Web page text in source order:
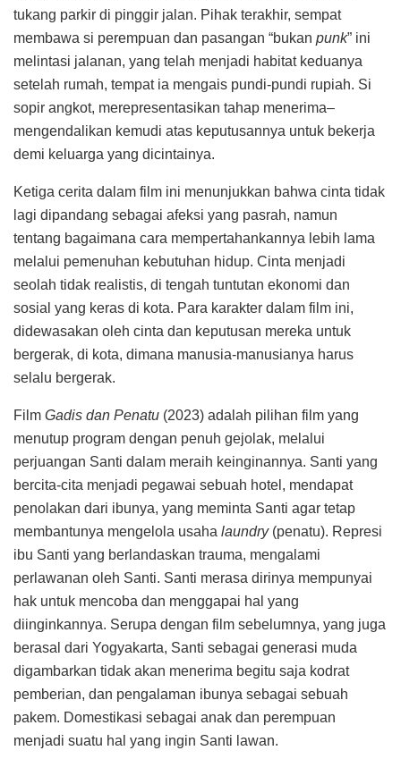
tukang parkir di pinggir jalan. Pihak terakhir, sempat
membawa si perempuan dan pasangan “bukan punk” ini
melintasi jalanan, yang telah menjadi habitat keduanya
setelah rumah, tempat ia mengais pundi-pundi rupiah. Si
sopir angkot, merepresentasikan tahap menerima–
mengendalikan kemudi atas keputusannya untuk bekerja
demi keluarga yang dicintainya.
Ketiga cerita dalam film ini menunjukkan bahwa cinta tidak
lagi dipandang sebagai afeksi yang pasrah, namun
tentang bagaimana cara mempertahankannya lebih lama
melalui pemenuhan kebutuhan hidup. Cinta menjadi
seolah tidak realistis, di tengah tuntutan ekonomi dan
sosial yang keras di kota. Para karakter dalam film ini,
didewasakan oleh cinta dan keputusan mereka untuk
bergerak, di kota, dimana manusia-manusianya harus
selalu bergerak.
Film Gadis dan Penatu (2023) adalah pilihan film yang
menutup program dengan penuh gejolak, melalui
perjuangan Santi dalam meraih keinginannya. Santi yang
bercita-cita menjadi pegawai sebuah hotel, mendapat
penolakan dari ibunya, yang meminta Santi agar tetap
membantunya mengelola usaha laundry(penatu). Represi
ibu Santi yang berlandaskan trauma, mengalami
perlawanan oleh Santi. Santi merasa dirinya mempunyai
hak untuk mencoba dan menggapai hal yang
diinginkannya. Serupa dengan film sebelumnya, yang juga
berasal dari Yogyakarta, Santi sebagai generasi muda
digambarkan tidak akan menerima begitu saja kodrat
pemberian, dan pengalaman ibunya sebagai sebuah
pakem. Domestikasi sebagai anak dan perempuan
menjadi suatu hal yang ingin Santi lawan.